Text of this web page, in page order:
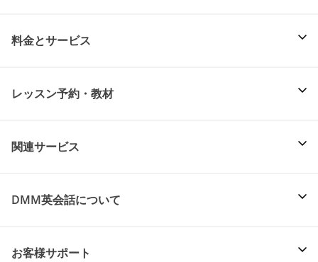
料金とサービス
レッスン予約・教材
関連サービス
DMM英会話について
お客様サポート